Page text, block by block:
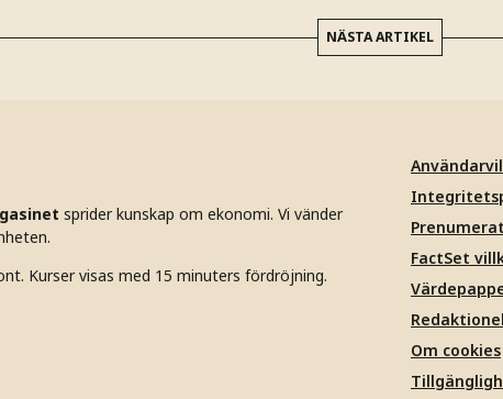
NÄSTA ARTIKEL
sprider kunskap om ekonomi. Vi vänder
Kurser visas med 15 minuters fördröjning.
FactSet
Om cookies